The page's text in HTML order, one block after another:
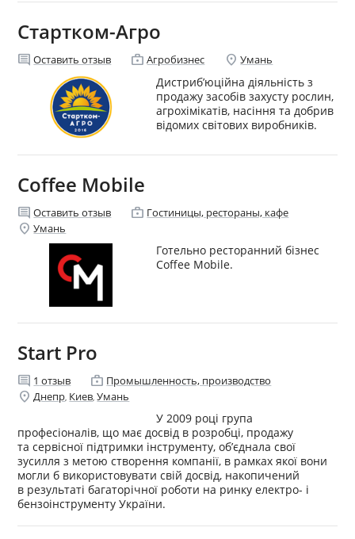
Стартком-Агро
comment Оставить отзыв enterprise Агробизнес location_on Умань
Дистриб’юційна діяльність з
продажу засобів захусту рослин,
агрохімікатів, насіння та добрив
відомих світових виробників.
Coffee Mobile
comment Оставить отзыв enterprise Гостиницы, рестораны, кафе
location_on Умань
Готельно ресторанний бізнес
Coffee Mobile.
Start Pro
comment 1 отзыв enterprise Промышленность, производство
location_on Днепр Киев ,Умань
У 2009 році група
професіоналів, що має досвід в розробці, продажу
та сервісної підтримки інструменту, об’єднала свої
зусилля з метою створення компанії, в рамках якої вони
могли б використовувати свій досвід, накопичений
в результаті багаторічної роботи на ринку електро- і
бензоінструменту України.